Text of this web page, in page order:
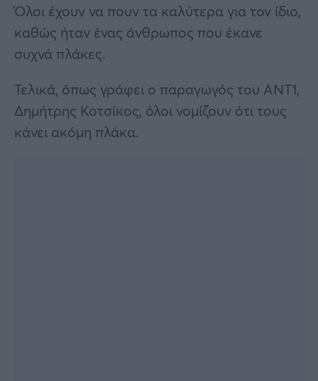
Όλοι έχουν να πουν τα καλύτερα για τον ίδιο,
καθώς ήταν ένας άνθρωπος που έκανε
συχνά πλάκες.
Τελικά, όπως γράφει ο παραγωγός του ΑΝΤ1,
Δημήτρης Κοτσίκος, όλοι νομίζουν ότι τους
κάνει ακόμη πλάκα.